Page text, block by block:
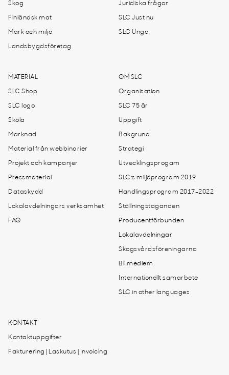
Skog
Finländsk mat
Mark och miljö
Landsbygdsföretag
Juridiska frågor
SLC Just nu
SLC Unga
MATERIAL
SLC Shop
SLC logo
Skola
Marknad
Material från webbinarier
Projekt och kampanjer
Pressmaterial
Dataskydd
Lokalavdelningars verksamhet
FAQ
OM SLC
Organisation
SLC 75 år
Uppgift
Bakgrund
Strategi
Utvecklingsprogam
SLC:s miljöprogram 2019
Handlingsprogram 2017-2022
Ställningstaganden
Producentförbunden
Lokalavdelningar
Skogsvårdsföreningarna
Bli medlem
Internationellt samarbete
SLC in other languages
KONTAKT
Kontaktuppgifter
Fakturering | Laskutus | Invoicing